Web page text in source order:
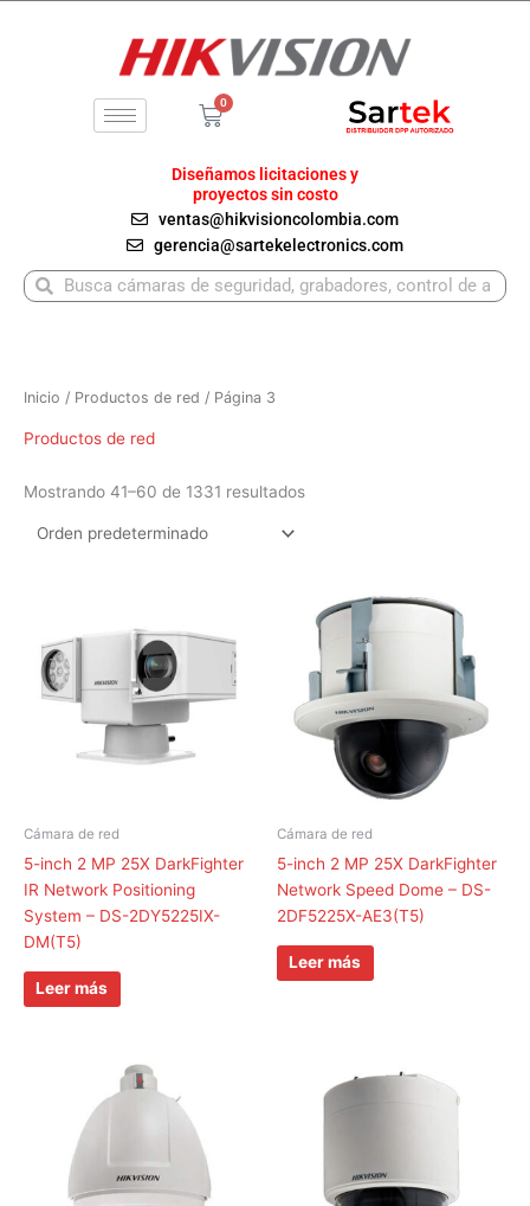
0
Carrito
Diseñamos licitaciones y
proyectos sin costo
ventas@hikvisioncolombia.com
gerencia@sartekelectronics.com
BuscarBuscar
Inicio / Productos de red / Página 3
Productos de red
Mostrando 41–60 de 1331 resultados
Cámara de red
5-inch 2 MP 25X DarkFighter
IR Network Positioning
System – DS-2DY5225IX-
DM(T5)
Leer más
Cámara de red
5-inch 2 MP 25X DarkFighter
Network Speed Dome – DS-
2DF5225X-AE3(T5)
Leer más